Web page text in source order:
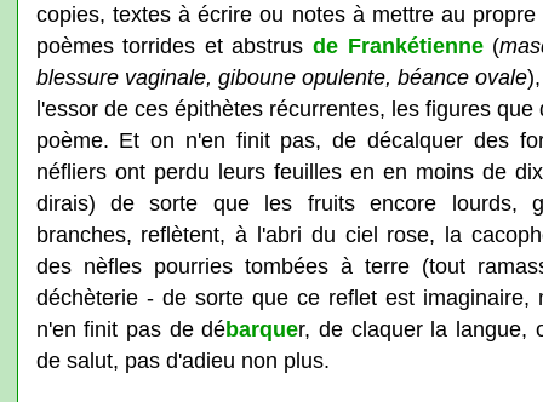
copies, textes à écrire ou notes à mettre au
poèmes torrides et abstrus de Frankétienne(
blessure vaginale, giboune opulente, béance ovale
l'essor de ces épithètes récurrentes, les figures
poème. Et on n'en finit pas, de décalquer des
néfliers ont perdu leurs feuilles en en moins de
dirais) de sorte que les fruits encore lourds,
branches, reflètent, à l'abri du ciel rose, la
des nèfles pourries tombées à terre (tout
déchèterie - de sorte que ce reflet est imaginaire,
n'en finit pas de débarquer, de claquer la langue,
de salut, pas d'adieu non plus.